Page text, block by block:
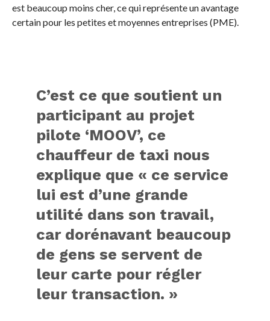
est beaucoup moins cher, ce qui représente un avantage
certain pour les petites et moyennes entreprises (PME).
C’est ce que soutient un
participant au projet
pilote ‘MOOV’, ce
chauffeur de taxi nous
explique que « ce service
lui est d’une grande
utilité dans son travail,
car dorénavant beaucoup
de gens se servent de
leur carte pour régler
leur transaction. »